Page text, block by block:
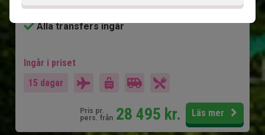
Manuel Antonio - stränder och korallrev
Alla transfers ingår
Ingår i priset
15 dagar
Pris pr.
pers. från 28 495 kr. Läs mer